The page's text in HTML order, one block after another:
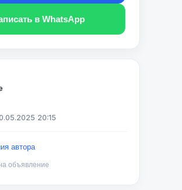
в WhatsApp
20:15
автора
объявление